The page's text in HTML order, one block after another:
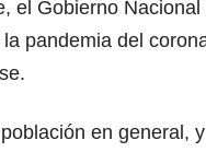
el Gobierno
pandemia del
en general,